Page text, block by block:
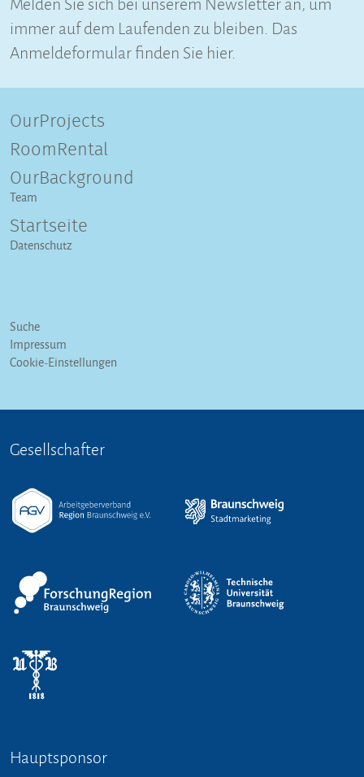
immer auf dem Laufenden zu bleiben. Das
Anmeldeformular finden Sie hier.
OurProjects
RoomRental
OurBackground
Team
Startseite
Datenschutz
Suche
Impressum
Cookie-Einstellungen
Gesellschafter
Hauptsponsor